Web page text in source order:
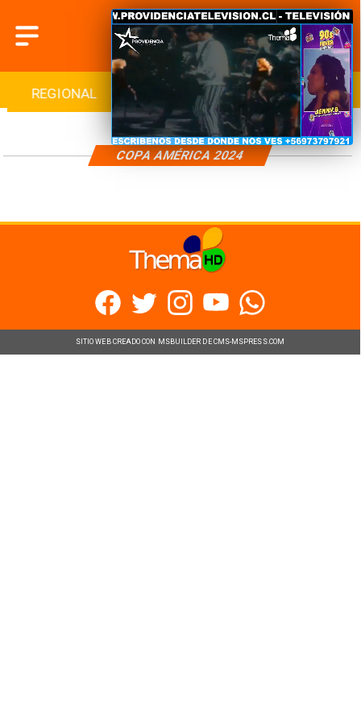
REGIONAL INTERNACIONAL DEPORTES
COPA AMÉRICA 2024
SITIO WEB CREADO CON MSBUILDER DE CMS-MSPRESS.COM